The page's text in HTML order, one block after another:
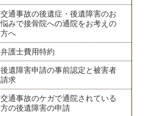
交通事故の後遺症・後遺障害のお
悩みで接骨院への通院をお考えの
方へ
弁護士費用特約
後遺障害申請の事前認定と被害者
請求
交通事故のケガで通院されている
方の後遺障害の申請